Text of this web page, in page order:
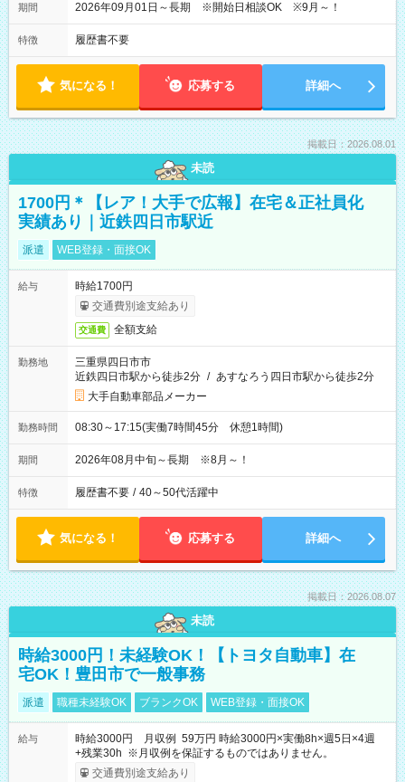
期間 2026年09月01日～長期 ※開始日相談OK ※9月～！
特徴 履歴書不要
気になる！ 応募する 詳細へ
掲載日：2026.08.01
未読
1700円＊【レア！大手で広報】在宅＆正社員化
実績あり｜近鉄四日市駅近
派遣 WEB登録・面接OK
給与
時給1700円
交通費別途支給あり
交通費 全額支給
勤務地
三重県四日市市
近鉄四日市駅から徒歩2分 / あすなろう四日市駅から徒歩2分
大手自動車部品メーカー
勤務時間 08:30～17:15(実働7時間45分 休憩1時間)
期間 2026年08月中旬～長期 ※8月～！
特徴 履歴書不要 / 40～50代活躍中
気になる！ 応募する 詳細へ
掲載日：2026.08.07
未読
時給3000円！未経験OK！【トヨタ自動車】在
宅OK！豊田市で一般事務
派遣 職種未経験OK ブランクOK WEB登録・面接OK
給与
時給3000円 月収例 59万円 時給3000円×実働8h×週5日×4週
+残業30h ※月収例を保証するものではありません。
交通費別途支給あり